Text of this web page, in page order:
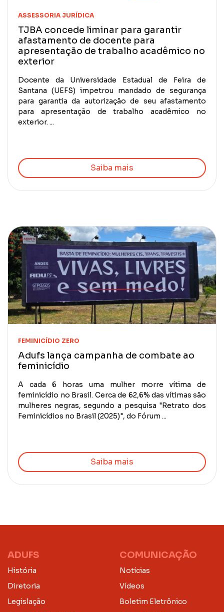
ASSESSORIA JURÍDICA
TJBA concede liminar para garantir
afastamento de docente para
apresentação de trabalho acadêmico no
exterior
Docente da Universidade Estadual de Feira de
Santana (UEFS) impetrou mandado de segurança
para garantia da autorização de seu afastamento
para apresentação de trabalho acadêmico no
exterior. ...
Saiba mais
FEMINICÍDIO ZERO
Adufs lança campanha de combate ao
feminicídio
A cada 6 horas uma mulher morre vítima de
feminicídio no Brasil. Cerca de 62,6% das vítimas são
mulheres negras, segundo a pesquisa "Retrato dos
Feminicídios no Brasil (2025)", do Fórum ...
Saiba mais
ADUFS
História
Diretoria
Legislação
COMUNICAÇÃO
Notícias
Vídeos
Boletim Eletrônico